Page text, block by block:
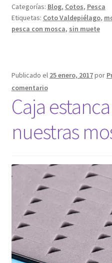
Categorías: Blog, Cotos, Pesca
Etiquetas: Coto Valdepiélago,
pesca con mosca, sin muete
Publicado el 25 enero, 2017por
comentario
Caja
nuestras